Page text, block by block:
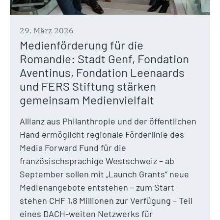
29. März 2026
Medienförderung für die
Romandie: Stadt Genf, Fondation
Aventinus, Fondation Leenaards
und FERS Stiftung stärken
gemeinsam Medienvielfalt
Allianz aus Philanthropie und der öffentlichen
Hand ermöglicht regionale Förderlinie des
Media Forward Fund für die
französischsprachige Westschweiz – ab
September sollen mit „Launch Grants“ neue
Medienangebote entstehen – zum Start
stehen CHF 1,8 Millionen zur Verfügung – Teil
eines DACH-weiten Netzwerks für